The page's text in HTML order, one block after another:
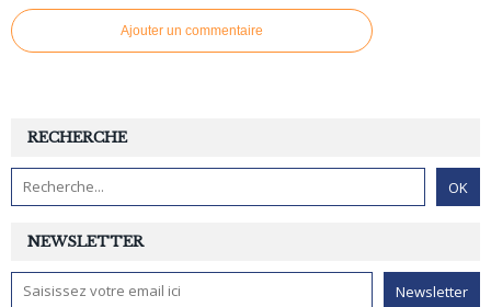
Ajouter un commentaire
NEWSLETTER
RECHERCHE